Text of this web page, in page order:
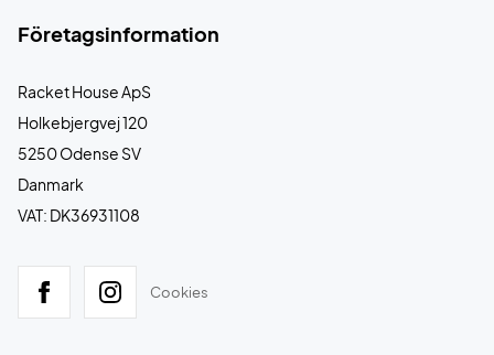
Företagsinformation
Racket House ApS
Holkebjergvej 120
5250 Odense SV
Danmark
VAT: DK36931108
Cookies